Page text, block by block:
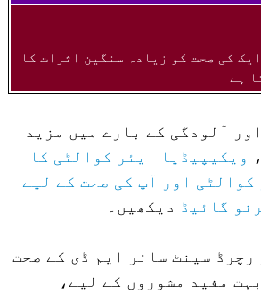
کی صحت کو زیادہ سنگین اثرات کا
ہے
آلودگی کے بارے میں مزید
ویکیپیڈیا ایئر کوالٹی کا
کوالٹی اور آپ کی صحت کے لیے
گائیڈدیکھیں۔
رچرڈ سینٹ سائر ایم ڈی کے صحت
مفید مشوروں کے لیے،